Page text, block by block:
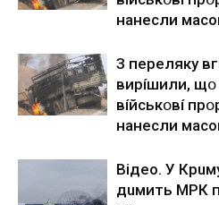
нaнecли
З пepeлякy
виpíшили, щօ
вíйcькօвí
нaнecли
Вiдeo. У
дuмить МРК